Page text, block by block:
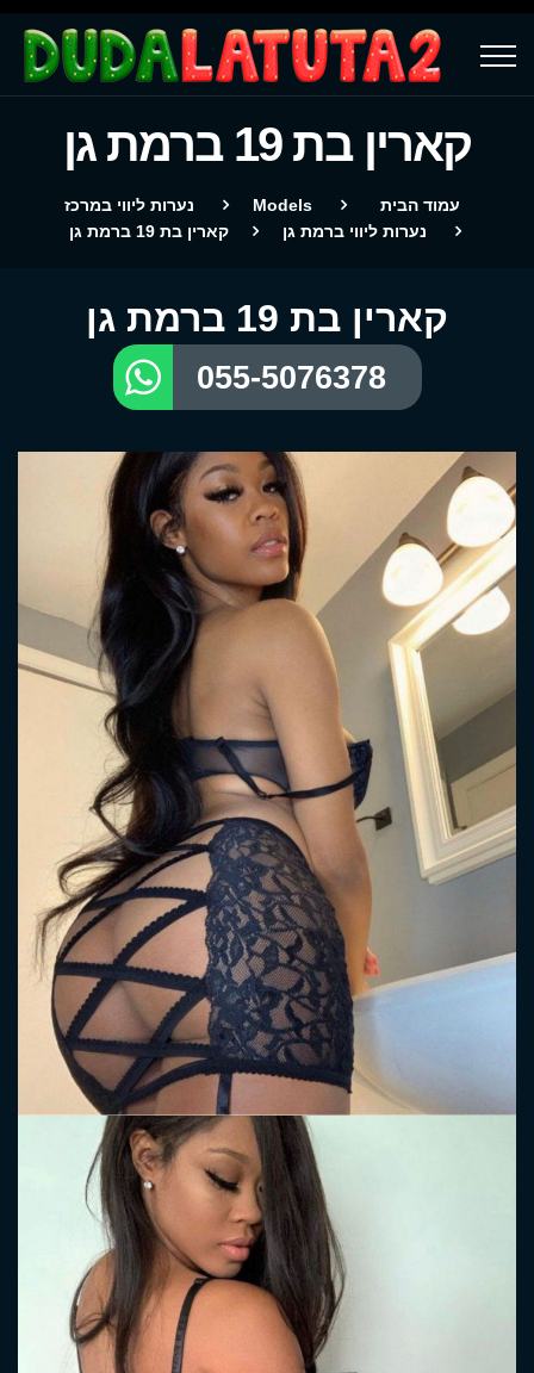
קארין בת 19 ברמת גן
עמוד הבית Models
נערות ליווי במרכז
נערות ליווי ברמת גן
קארין בת 19 ברמת גן
קארין בת 19 ברמת גן
055-5076378